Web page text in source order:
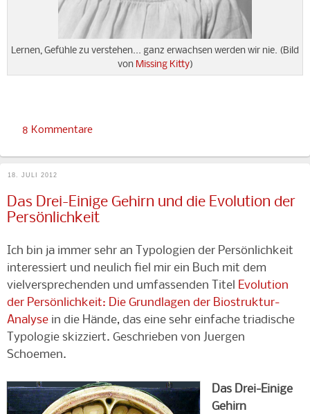
Lernen, Gefühle zu verstehen... ganz erwachsen werden wir nie. (Bild
von Missing Kitty)
8 Kommentare
18. JULI 2012
Das Drei-Einige Gehirn und die Evolution der
Persönlichkeit
Ich bin ja immer sehr an Typologien der Persönlichkeit
interessiert und neulich fiel mir ein Buch mit dem
vielversprechenden und umfassenden Titel Evolution
der Persönlichkeit: Die Grundlagen der Biostruktur-
Analyse in die Hände, das eine sehr einfache triadische
Typologie skizziert. Geschrieben von Juergen
Schoemen.
Das Drei-Einige
Gehirn